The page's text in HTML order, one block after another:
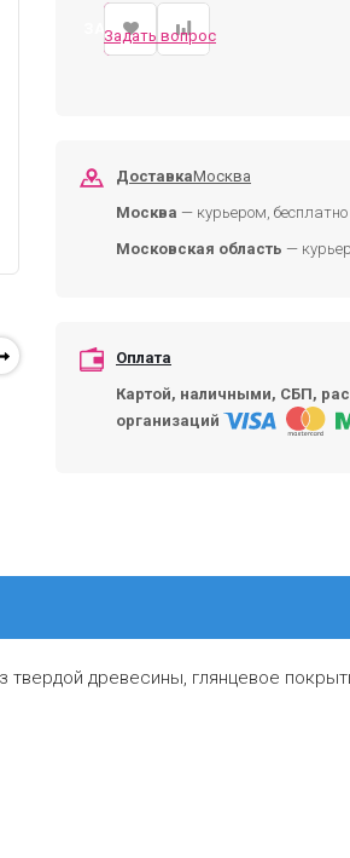
ЗАКАЗАТЬ
Задать вопрос
ДоставкаМосква
Москва — курьером,
Московская область —
Оплата
Картой, наличными, СБП,
организаций
твердой древесины, глянцевое